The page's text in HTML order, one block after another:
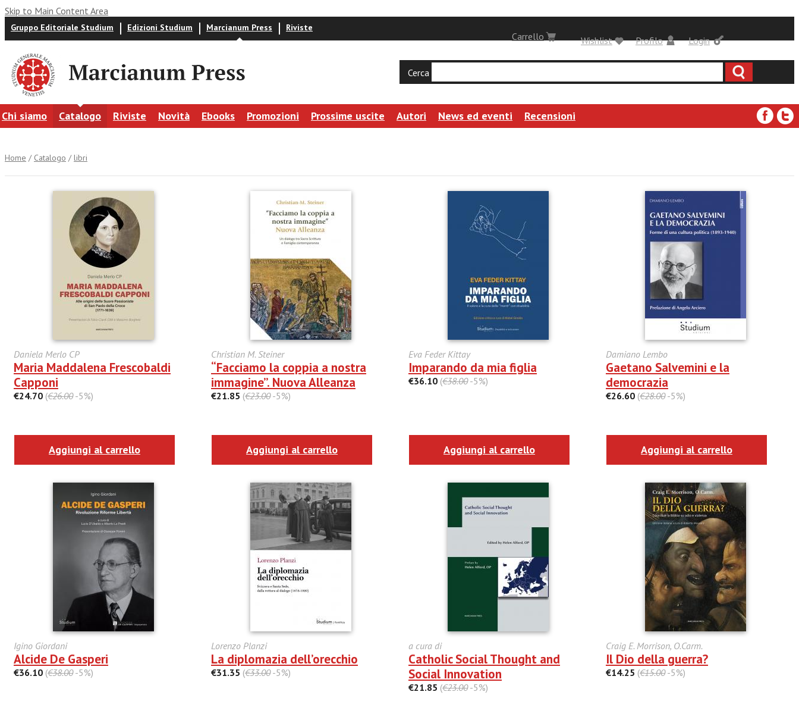
Skip to Main Content Area
Gruppo Editoriale Studium Edizioni Studium Marcianum Press Riviste
Login
Carrello Profilo
Wishlist
Cerca
Chi siamo Catalogo Riviste Novità Ebooks Promozioni Prossime uscite Autori News ed eventi Recensioni
Home / Catalogo / libri
Daniela Merlo CP
Maria Maddalena Frescobaldi
Capponi
€24.70 (€26.00-5%)
Aggiungi al carrello
Christian M. Steiner
“Facciamo la coppia a nostra
immagine”. Nuova Alleanza
€21.85 (€23.00-5%)
Aggiungi al carrello
Eva Feder Kittay
Imparando da mia figlia
€36.10 (€38.00-5%)
Aggiungi al carrello
Damiano Lembo
Gaetano Salvemini e la
democrazia
€26.60 (€28.00-5%)
Aggiungi al carrello
Igino Giordani
Alcide De Gasperi
€36.10 (€38.00-5%)
Lorenzo Planzi
La diplomazia dell’orecchio
€31.35 (€33.00-5%)
a cura di
Catholic Social Thought and
Social Innovation
€21.85 (€23.00-5%)
Craig E. Morrison, O.Carm.
Il Dio della guerra?
€14.25 (€15.00-5%)